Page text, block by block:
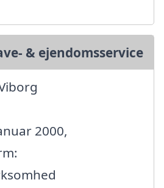
& ejendomsservice
2000,